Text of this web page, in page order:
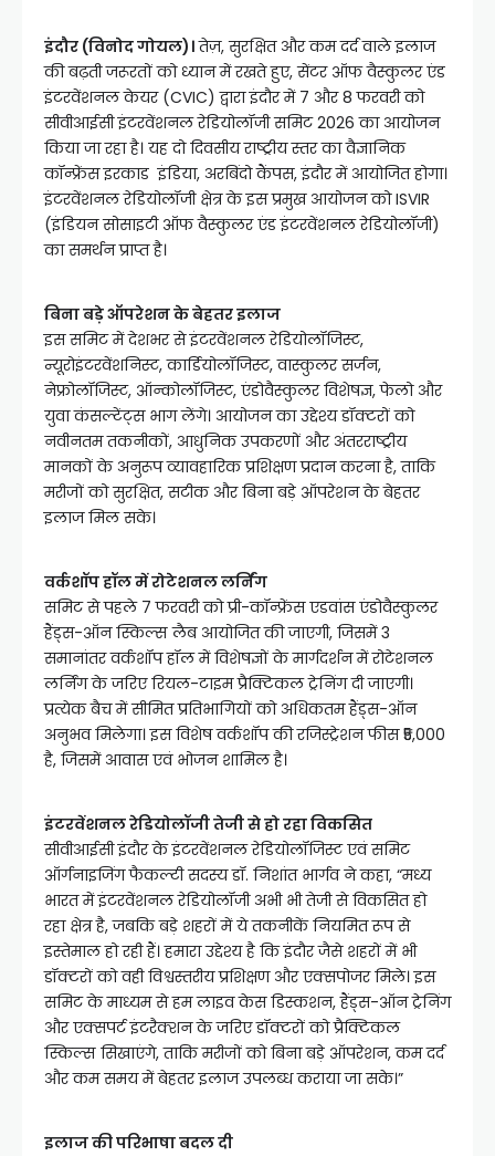
इंदौर (विनोद गोयल)।तेज़, सुरक्षित और कम दर्द वाले इलाज
की बढ़ती जरूरतों को ध्यान में रखते हुए, सेंटर ऑफ वैस्कुलर एंड
इंटरवेंशनल केयर (CVIC) द्वारा इंदौर में 7 और 8 फरवरी को
सीवीआईसी इंटरवेंशनल रेडियोलॉजी समिट 2026 का आयोजन
किया जा रहा है। यह दो दिवसीय राष्ट्रीय स्तर का वैज्ञानिक
कॉन्फ्रेंस इरकाड इंडिया, अरबिंदो कैंपस, इंदौर में आयोजित होगा।
इंटरवेंशनल रेडियोलॉजी क्षेत्र के इस प्रमुख आयोजन को ISVIR
(इंडियन सोसाइटी ऑफ वैस्कुलर एंड इंटरवेंशनल रेडियोलॉजी)
का समर्थन प्राप्त है।
बिना बड़े ऑपरेशन के बेहतर इलाज
इस समिट में देशभर से इंटरवेंशनल रेडियोलॉजिस्ट,
न्यूरोइंटरवेंशनिस्ट, कार्डियोलॉजिस्ट, वास्कुलर सर्जन,
नेफ्रोलॉजिस्ट, ऑन्कोलॉजिस्ट, एंडोवैस्कुलर विशेषज्ञ, फेलो और
युवा कंसल्टेंट्स भाग लेंगे। आयोजन का उद्देश्य डॉक्टरों को
नवीनतम तकनीकों, आधुनिक उपकरणों और अंतरराष्ट्रीय
मानकों के अनुरूप व्यावहारिक प्रशिक्षण प्रदान करना है, ताकि
मरीजों को सुरक्षित, सटीक और बिना बड़े ऑपरेशन के बेहतर
इलाज मिल सके।
वर्कशॉप हॉल में रोटेशनल लर्निंग
समिट से पहले 7 फरवरी को प्री-कॉन्फ्रेंस एडवांस एंडोवैस्कुलर
हैंड्स-ऑन स्किल्स लैब आयोजित की जाएगी, जिसमें 3
समानांतर वर्कशॉप हॉल में विशेषज्ञों के मार्गदर्शन में रोटेशनल
लर्निंग के जरिए रियल-टाइम प्रैक्टिकल ट्रेनिंग दी जाएगी।
प्रत्येक बैच में सीमित प्रतिभागियों को अधिकतम हैंड्स-ऑन
अनुभव मिलेगा। इस विशेष वर्कशॉप की रजिस्ट्रेशन फीस ₹5,000
है, जिसमें आवास एवं भोजन शामिल है।
इंटरवेंशनल रेडियोलॉजी तेजी से हो रहा विकसित
सीवीआईसी इंदौर के इंटरवेंशनल रेडियोलॉजिस्ट एवं समिट
ऑर्गनाइजिंग फैकल्टी सदस्य डॉ. निशांत भार्गव ने कहा, “मध्य
भारत में इंटरवेंशनल रेडियोलॉजी अभी भी तेजी से विकसित हो
रहा क्षेत्र है, जबकि बड़े शहरों में ये तकनीकें नियमित रूप से
इस्तेमाल हो रही हैं। हमारा उद्देश्य है कि इंदौर जैसे शहरों में भी
डॉक्टरों को वही विश्वस्तरीय प्रशिक्षण और एक्सपोजर मिले। इस
समिट के माध्यम से हम लाइव केस डिस्कशन, हैंड्स-ऑन ट्रेनिंग
और एक्सपर्ट इंटरैक्शन के जरिए डॉक्टरों को प्रैक्टिकल
स्किल्स सिखाएंगे, ताकि मरीजों को बिना बड़े ऑपरेशन, कम दर्द
और कम समय में बेहतर इलाज उपलब्ध कराया जा सके।”
इलाज की परिभाषा बदल दी